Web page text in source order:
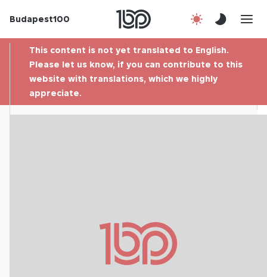
Budapest100
Contact
This content is not yet translated to English.
Please let us know, if you can contribute to this
website with translations, which we highly
appreciate.